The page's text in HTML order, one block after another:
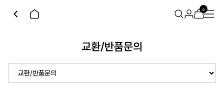
0
교환/반품문의